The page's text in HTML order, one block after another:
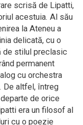
scrisă de Lipatti,
acestuia. Al său
la Ateneu a
delicată, cu o
de stilul preclasic
permanent
cu orchestra
De altfel, întreg
de orice
era un filosof al
cu o poezie